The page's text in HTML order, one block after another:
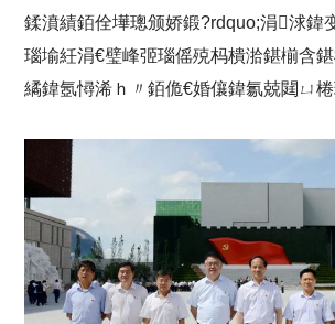
鍒濆績銆佺墷璁颁娇鍛?rdquo;涓浗鍏
瑙堬紝涓€璧峰弬瑙傜殑杩樻湁鍖椾含
繘鍏氬憳浠ｈ〃銆佹€婚儴鍏氱兢閮ㄩ